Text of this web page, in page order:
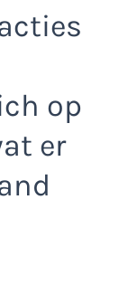
op
er